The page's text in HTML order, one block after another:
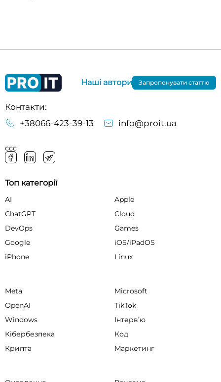
Контакти:
+38066-423-39-13
info@proit.ua
ссс
Наші автори Запропонувати статтю
Топ категорії
AI
Apple
ChatGPT
Cloud
DevOps
Games
Google
iOS/iPadOS
iPhone
Linux
Meta
Microsoft
OpenAI
TikTok
Windows
Інтервʼю
Кібербезпека
Код
Крипта
Маркетинг